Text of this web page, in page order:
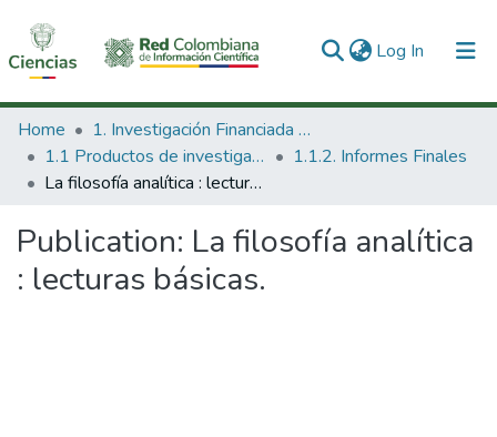
Log In (current)
Communities & Collections
All of DSpace
Home
1. Investigación Financiada con Recursos Públicos
1.1 Productos de investigación
1.1.2. Informes Finales
La filosofía analítica : lecturas básicas.
Publication: La filosofía analítica
: lecturas básicas.